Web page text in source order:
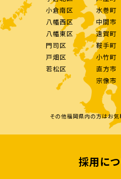
小倉南区
八幡西区
八幡東区
門司区
戸畑区
若松区
水巻町
中間市
遠賀町
鞍手町
小竹町
直方市
宗像市
その他福岡県内の方はお気
採用に